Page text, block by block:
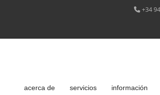
+34
acerca de servicios información